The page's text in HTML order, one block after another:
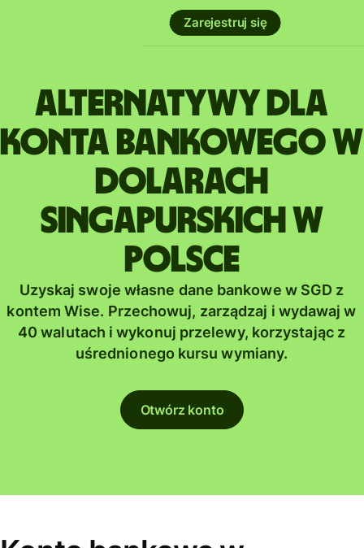
Zarejestruj się
Alternatywy dla
konta bankowego w
dolarach
singapurskich w
Polsce
Uzyskaj swoje własne dane bankowe w SGD z
kontem Wise. Przechowuj, zarządzaj i wydawaj w
40 walutach i wykonuj przelewy, korzystając z
uśrednionego kursu wymiany.
Otwórz konto